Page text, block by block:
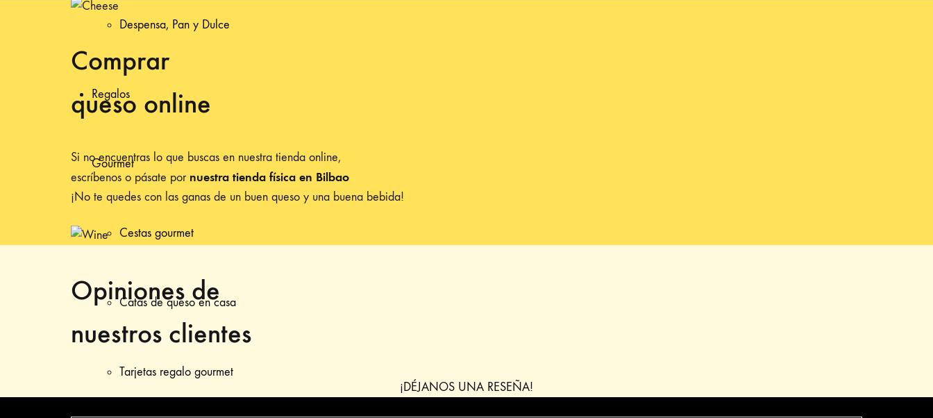
Despensa, Pan y Dulce
Regalos
Gourmet
Cestas gourmet
Catas de queso en casa
Tarjetas regalo gourmet
Comprar
queso online
Si no encuentras lo que buscas en nuestra tienda online,
escríbenos o pásate por nuestra tienda física en Bilbao
¡No te quedes con las ganas de un buen queso y una buena bebida!
Opiniones de
nuestros clientes
¡DÉJANOS UNA RESEÑA!